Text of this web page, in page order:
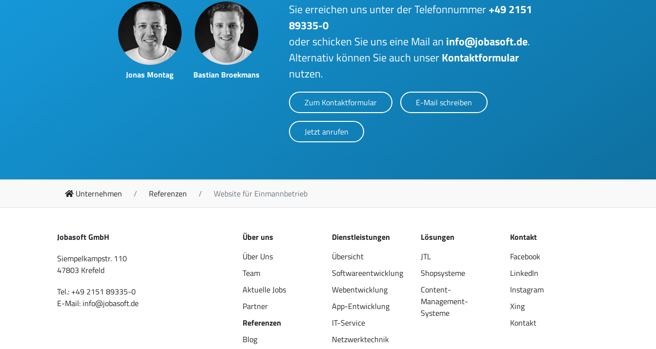
Jonas Montag Bastian Broekmans
Sie erreichen uns unter der Telefonnummer+49 2151
89335-0
oder schicken Sie uns eine Mail an info@jobasoft.de.
Alternativ können Sie auch unserKontaktformular
nutzen.
Zum Kontaktformular E-Mail schreiben
Jetzt anrufen
Unternehmen Referenzen Website für Einmannbetrieb
Jobasoft GmbH
Siempelkampstr. 110
47803 Krefeld
Tel.: +49 2151 89335-0
E-Mail: info@jobasoft.de
Über uns
Über Uns
Team
Aktuelle Jobs
Partner
Referenzen
Blog
Dienstleistungen
Übersicht
Softwareentwicklung
Webentwicklung
App-Entwicklung
IT-Service
Netzwerktechnik
Lösungen
JTL
Shopsysteme
Content-
Management-
Systeme
Kontakt
Facebook
LinkedIn
Instagram
Xing
Kontakt